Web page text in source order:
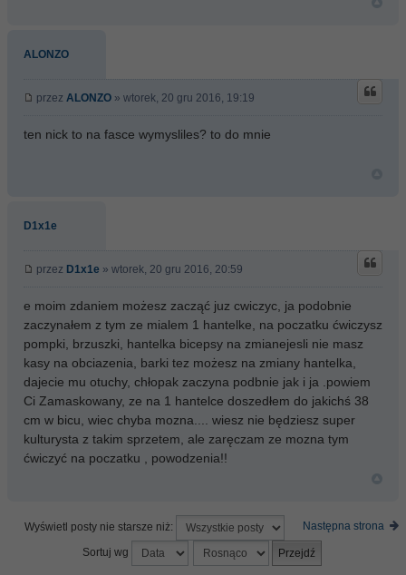
ALONZO
przez ALONZO » wtorek, 20 gru 2016, 19:19
ten nick to na fasce wymysliles? to do mnie
D1x1e
przez D1x1e » wtorek, 20 gru 2016, 20:59
e moim zdaniem możesz zacząć juz cwiczyc, ja podobnie
zaczynałem z tym ze mialem 1 hantelke, na poczatku ćwiczysz
pompki, brzuszki, hantelka bicepsy na zmianejesli nie masz
kasy na obciazenia, barki tez możesz na zmiany hantelka,
dajecie mu otuchy, chłopak zaczyna podbnie jak i ja .powiem
Ci Zamaskowany, ze na 1 hantelce doszedłem do jakichś 38
cm w bicu, wiec chyba mozna.... wiesz nie będziesz super
kulturysta z takim sprzetem, ale zaręczam ze mozna tym
ćwiczyć na poczatku , powodzenia!!
Następna strona
Wyświetl posty nie starsze niż:
Sortuj wg